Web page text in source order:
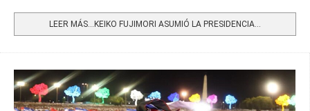
LEER MÁS…KEIKO FUJIMORI ASUMIÓ LA PRESIDENCIA...